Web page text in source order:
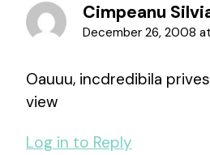
Cimpeanu
December 26, 2008
Oauuu, incdredibila
view
Log in to Reply